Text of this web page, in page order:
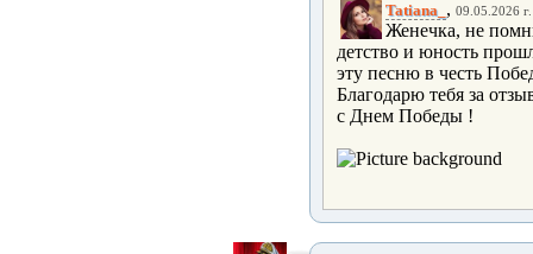
Tatiana_ , 09.05.2026
Женечка, не
детство и юность
эту песню в честь
Благодарю тебя за
с Днем Победы !